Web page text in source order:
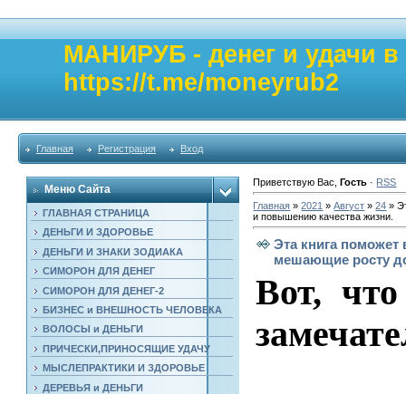
МАНИРУБ - денег и удачи
https://t.me/moneyrub2
Главная Регистрация Вход
Меню Сайта
ГЛАВНАЯ СТРАНИЦА
ДЕНЬГИ И ЗДОРОВЬЕ
ДЕНЬГИ И ЗНАКИ ЗОДИАКА
СИМОРОН ДЛЯ ДЕНЕГ
СИМОРОН ДЛЯ ДЕНЕГ-2
БИЗНЕС и ВНЕШНОСТЬ ЧЕЛОВЕКА
ВОЛОСЫ и ДЕНЬГИ
ПРИЧЕСКИ,ПРИНОСЯЩИЕ УДАЧУ
МЫСЛЕПРАКТИКИ И ЗДОРОВЬЕ
ДЕРЕВЬЯ и ДЕНЬГИ
Приветствую Вас ,Гость · RSS
Главная »2021 » Август » 24 »
и повышению качества жизни.
Эта книга поможет
мешающие росту
Вот,